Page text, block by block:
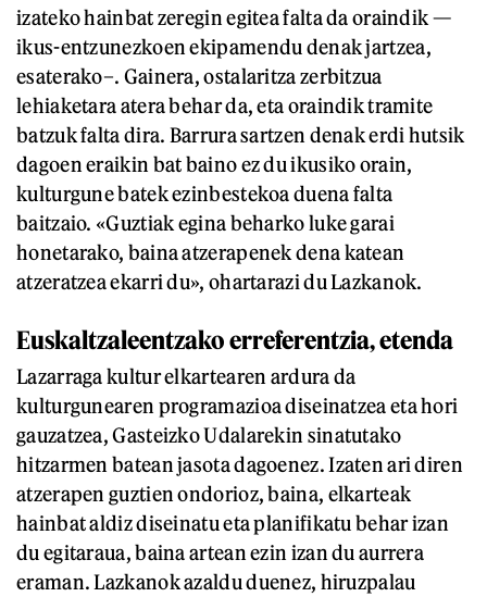
izateko hainbat zeregin egitea falta da oraindik —
ikus-entzunezkoen ekipamendu denak jartzea,
esaterako–. Gainera, ostalaritza zerbitzua
lehiaketara atera behar da, eta oraindik tramite
batzuk falta dira. Barrura sartzen denak erdi hutsik
dagoen eraikin bat baino ez du ikusiko orain,
kulturgune batek ezinbestekoa duena falta
baitzaio. «Guztiak egina beharko luke garai
honetarako, baina atzerapenek dena katean
atzeratzea ekarri du», ohartarazi du Lazkanok.
Euskaltzaleentzako erreferentzia, etenda
Lazarraga kultur elkartearen ardura da
kulturgunearen programazioa diseinatzea eta hori
gauzatzea, Gasteizko Udalarekin sinatutako
hitzarmen batean jasota dagoenez. Izaten ari diren
atzerapen guztien ondorioz, baina, elkarteak
hainbat aldiz diseinatu eta planifikatu behar izan
du egitaraua, baina artean ezin izan du aurrera
eraman. Lazkanok azaldu duenez, hiruzpalau